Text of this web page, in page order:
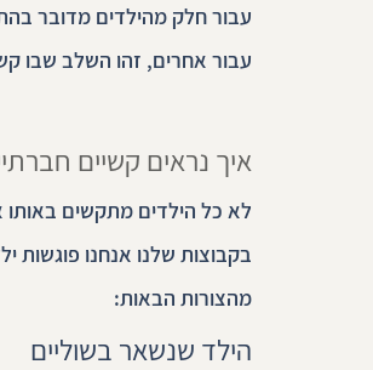
עבור חלק מהילדים מדובר
עבור אחרים, זהו השלב שבו
איך נראים קשיים
לא כל הילדים מתקשים באותו
בקבוצות שלנו אנחנו פוגשות
מהצורות הבאות:
הילד שנשאר בשוליים